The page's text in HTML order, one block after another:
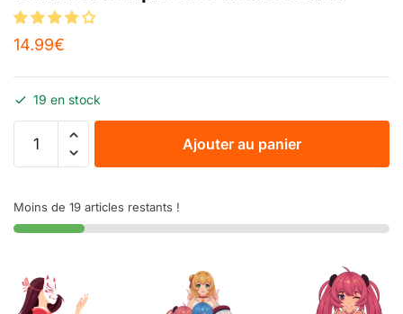
14.99€
19 en stock
Ajouter au panier
Moins de 19 articles restants !